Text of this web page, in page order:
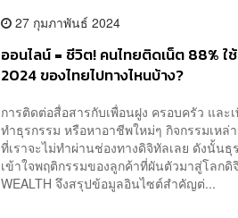
27 กุมภาพันธ์ 2024
ออนไลน์ = ชีวิต! คนไทยติดเน็ต 88% ใ
2024 ของไทยไปทางไหนบ้าง?
การติดต่อสื่อสารกับเพื่อนฝูง ครอบครัว และ
ทำธุรกรรม หรือหาอาชีพใหม่ๆ กิจกรรมเห
ที่เราจะไม่ทำผ่านช่องทางดิจิทัลเลย ดังนั้นธุ
เข้าใจพฤติกรรมของลูกค้าที่ผันตัวมาสู่โลก
WEALTH จึงสรุปข้อมูลอินไซต์สำคัญต่...